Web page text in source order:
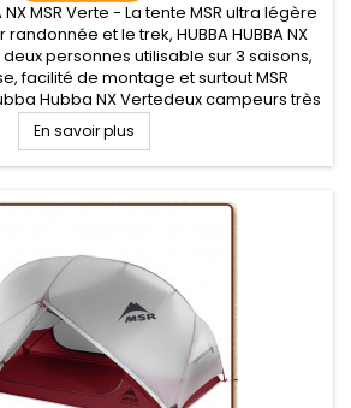
NX MSR Verte - La tente MSR ultra légère
et le trek, HUBBA HUBBA NX
personnes utilisable sur 3 saisons,
facilité de montage et surtout MSR
Hubba NX Vertedeux campeurs très
dôme avec coutures étanches, un
habitacle très...
En savoir plus